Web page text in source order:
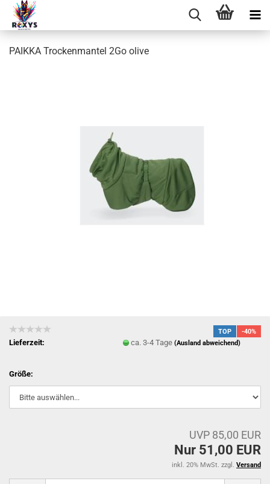
PAIKKA Trockenmantel 2Go olive
TOP -40%
Lieferzeit: ca. 3-4 Tage(Ausland abweichend)
Größe:
UVP 85,00 EUR
Nur 51,00 EUR
inkl. 20% MwSt. zzgl. Versand